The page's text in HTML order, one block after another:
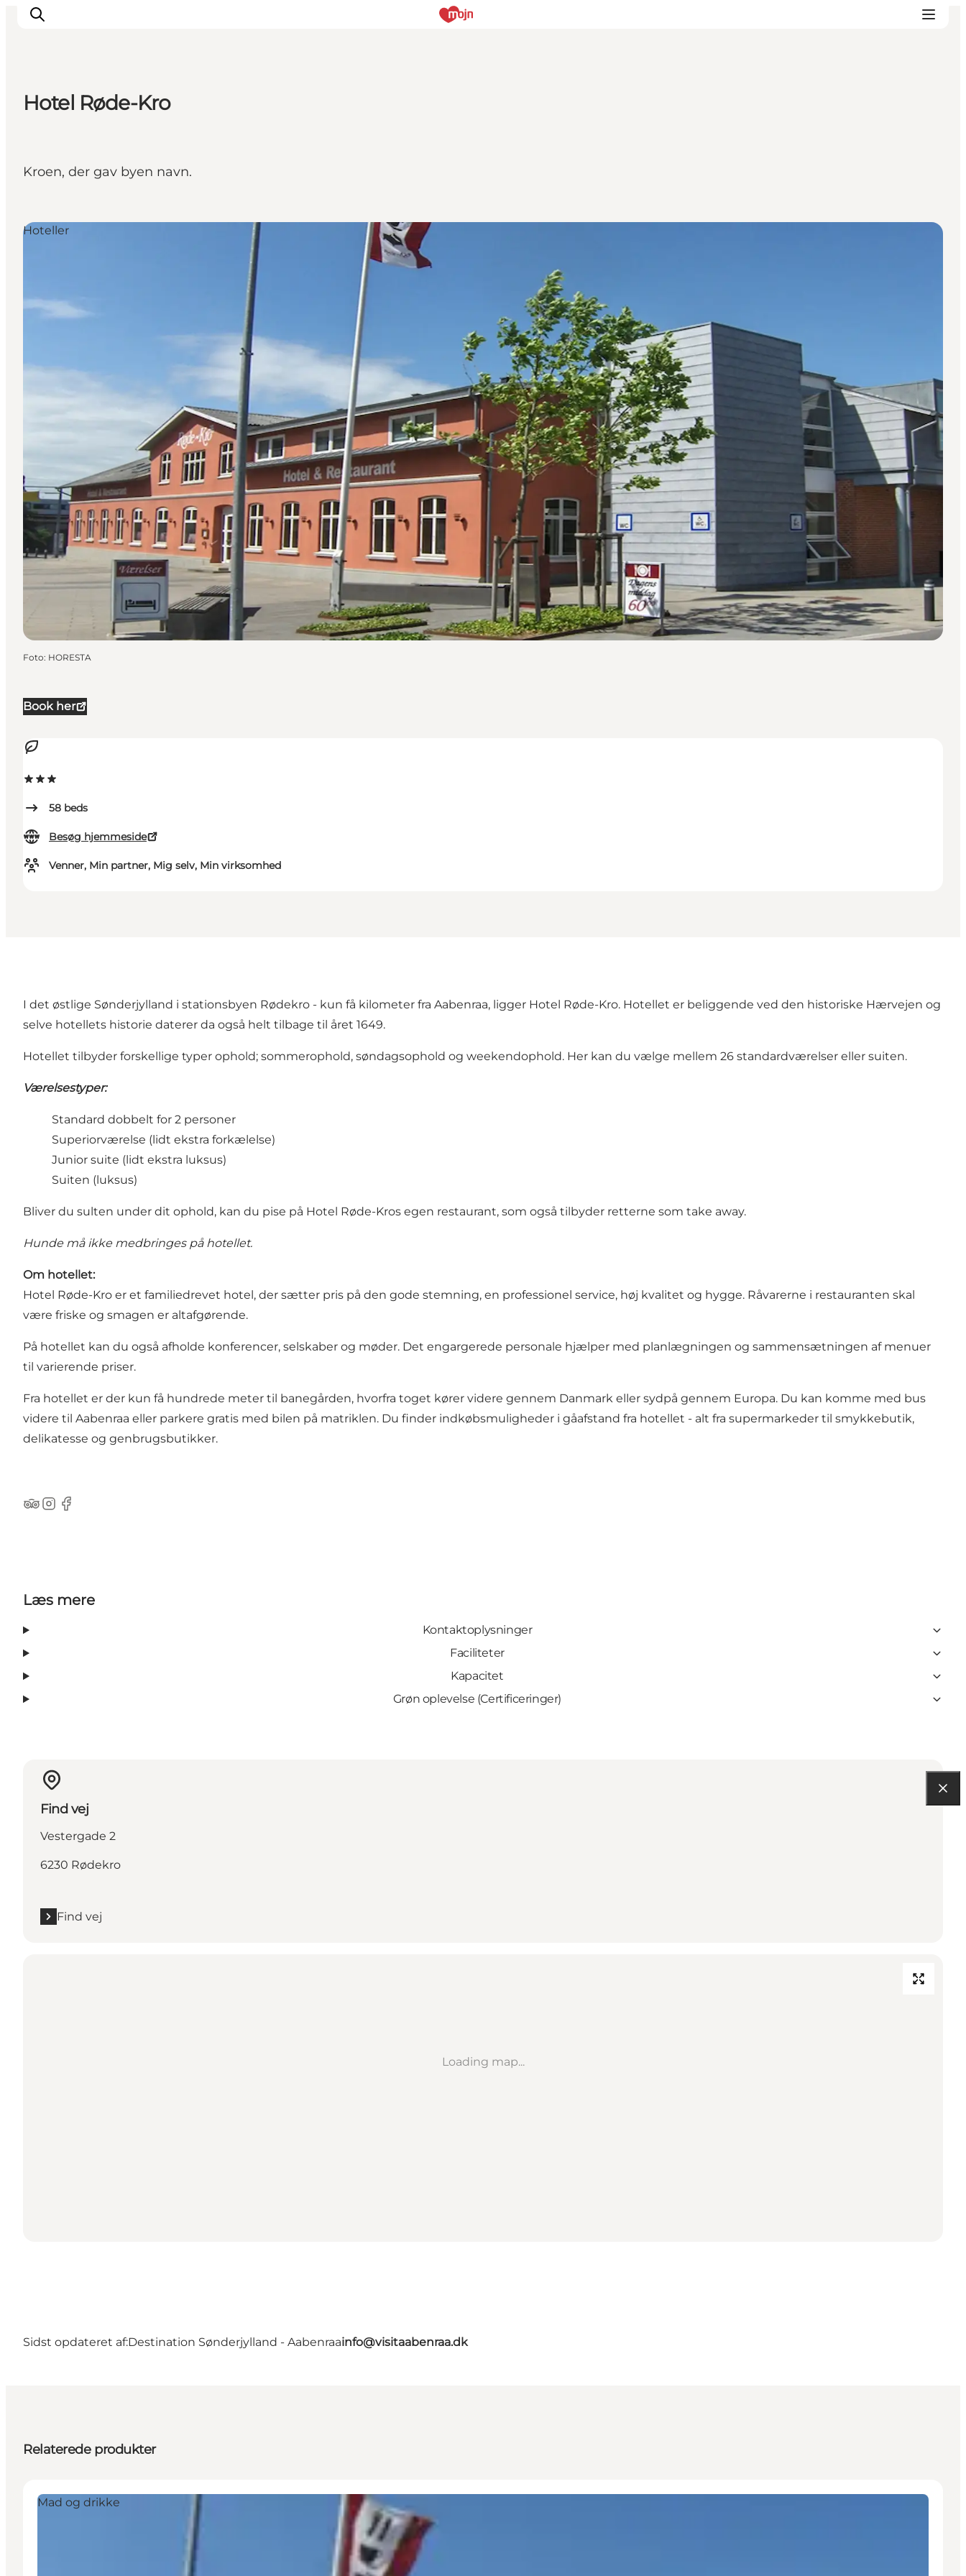
Det sker
Overnatning
Booking
Hotel Røde-Kro
Kroen, der gav byen navn.
Book her
58 beds
Besøg hjemmeside
Venner, Min partner, Mig selv, Min virksomhed
Hoteller
Foto: HORESTA
I det østlige Sønderjylland i stationsbyen Rødekro - kun få kilometer fra Aabenraa, ligger Hotel Røde-Kro. Hotellet er beliggende ved den historiske Hærvejen og
selve hotellets historie daterer da også helt tilbage til året 1649.
Hotellet tilbyder forskellige typer ophold; sommerophold, søndagsophold og weekendophold. Her kan du vælge mellem 26 standardværelser eller suiten.
Værelsestyper:
Standard dobbelt for 2 personer
Superiorværelse (lidt ekstra forkælelse)
Junior suite (lidt ekstra luksus)
Suiten (luksus)
Bliver du sulten under dit ophold, kan du pise på Hotel Røde-Kros egen restaurant, som også tilbyder retterne som take away.
Hunde må ikke medbringes på hotellet.
Om hotellet:
Hotel Røde-Kro er et familiedrevet hotel, der sætter pris på den gode stemning, en professionel service, høj kvalitet og hygge. Råvarerne i restauranten skal
være friske og smagen er altafgørende.
På hotellet kan du også afholde konferencer, selskaber og møder. Det engargerede personale hjælper med planlægningen og sammensætningen af menuer
til varierende priser.
Fra hotellet er der kun få hundrede meter til banegården, hvorfra toget kører videre gennem Danmark eller sydpå gennem Europa. Du kan komme med bus
videre til Aabenraa eller parkere gratis med bilen på matriklen. Du finder indkøbsmuligheder i gåafstand fra hotellet - alt fra supermarkeder til smykkebutik,
delikatesse og genbrugsbutikker.
TripAdvisor
Instagram
Facebook
Læs mere
Kontaktoplysninger
Faciliteter
Kapacitet
Grøn oplevelse (Certificeringer)
Find vej
Vestergade 2
6230 Rødekro
Find vej
Loading map...
Sidst opdateret af:Destination Sønderjylland - Aabenraainfo@visitaabenraa.dk
Relaterede produkter
Mad og drikke